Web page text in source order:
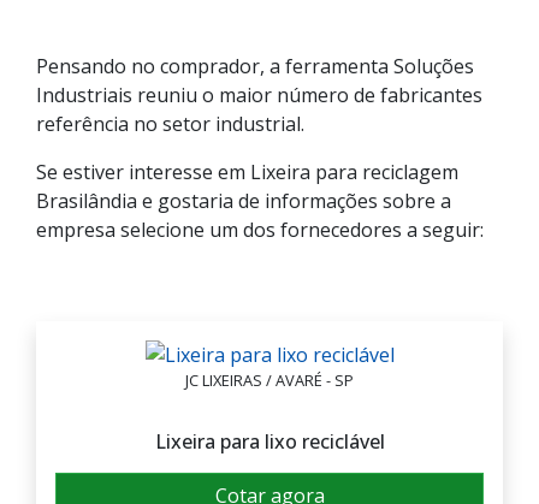
Pensando no comprador, a ferramenta Soluções
Industriais reuniu o maior número de fabricantes
referência no setor industrial.
Se estiver interesse em Lixeira para reciclagem
Brasilândia e gostaria de informações sobre a
empresa selecione um dos fornecedores a seguir:
JC LIXEIRAS / AVARÉ - SP
Lixeira para lixo reciclável
Cotar agora